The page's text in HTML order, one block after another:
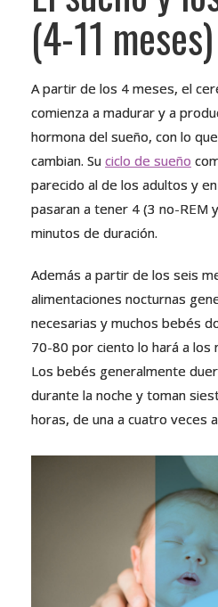
(4-11 meses)
A partir de los 4 meses, el
comienza a madurar y a
hormona del sueño, con lo
cambian. Su ciclo de sueño
parecido al de los adultos y
pasaran a tener 4 (3 no-REM
minutos de duración.
Además a partir de los seis
alimentaciones nocturnas
necesarias y muchos bebés
70-80 por ciento lo hará a los
Los bebés generalmente
durante la noche y toman
horas, de una a cuatro veces